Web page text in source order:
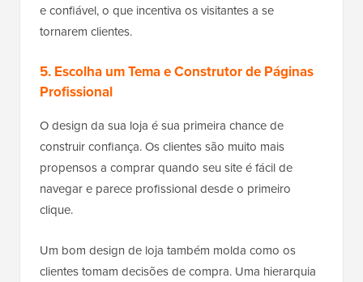
e confiável, o que incentiva os visitantes a se
tornarem clientes.
5. Escolha um Tema e Construtor de Páginas
Profissional
O design da sua loja é sua primeira chance de
construir confiança. Os clientes são muito mais
propensos a comprar quando seu site é fácil de
navegar e parece profissional desde o primeiro
clique.
Um bom design de loja também molda como os
clientes tomam decisões de compra. Uma hierarquia